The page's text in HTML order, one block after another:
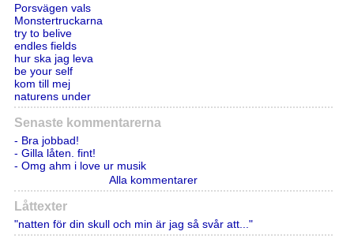
Porsvägen vals
Monstertruckarna
try to belive
endles fields
hur ska jag leva
be your self
kom till mej
naturens under
Senaste kommentarerna
- Bra jobbad!
- Gilla låten. fint!
- Omg ahm i love ur musik
Alla kommentarer
Låttexter
"natten för din skull och min är jag så svår att..."